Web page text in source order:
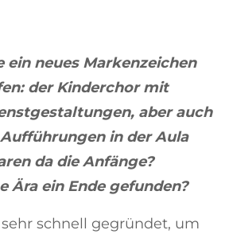
ein neues Markenzeichen
der Kinderchor mit
aber auch
in der Aula
da die Anfänge?
Ära ein Ende gefunden?
schnell gegründet, um